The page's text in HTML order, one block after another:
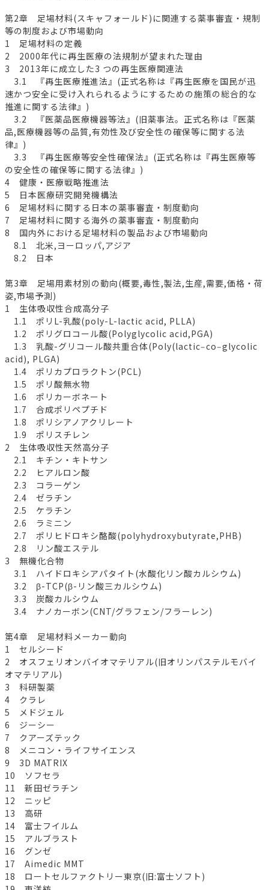
第2章 足場材料(スキャフォールド)に関連する薬事審査・規制
等の制度および市場動向
1 足場材料の定義
2 2000年代に再生医療の法規制が望まれた理由
3 2013年に成立した3 つの再生医療関連法
3.1 『再生医療推進法』(正式名称は『再生医療を国民が迅
速かつ安全に受け入れられるようにするための施策の総合的な
推進に関する法律』)
3.2 『医薬品医療機器等法』(旧薬事法。正式名称は『医薬
品,医療機器等の品質,有効性及び安全性の確保等に関する法
律』)
3.3 『再生医療等安全性確保法』(正式名称は『再生医療等
の安全性の確保等に関する法律』)
4 健康・医療戦略推進法
5 日本医療研究開発機構法
6 足場材料に関する日本の薬事審査・制度動向
7 足場材料に関する海外の薬事審査・制度動向
8 国内外における足場材料の製品および市場動向
8.1 北米,ヨーロッパ,アジア
8.2 日本
第3章 足場用素材別の動向(概要,毒性,製法,生産,需要,価格・荷
姿,市場予測)
1 生体吸収性合成高分子
1.1 ポリL-乳酸(poly-L-lactic acid, PLLA)
1.2 ポリグロコール酸(Polyglycolic acid,PGA)
1.3 乳酸-グリコール酸共重合体(Poly(lactic‒co‒glycolic
acid), PLGA)
1.4 ポリカプロラクトン(PCL)
1.5 ポリ酸無水物
1.6 ポリカーボネート
1.7 合成ポリペプチド
1.8 ポリシアノアクリレート
1.9 ポリスチレン
2 生体吸収性天然高分子
2.1 キチン・キトサン
2.2 ヒアルロン酸
2.3 コラーゲン
2.4 ゼラチン
2.5 ケラチン
2.6 ラミニン
2.7 ポリヒドロキシ酪酸(polyhydroxybutyrate,PHB)
2.8 リン酸エステル
3 無機化合物
3.1 ハイドロキシアパタイト(水酸化リン酸カルシウム)
3.2 β-TCP(β-リン酸三カルシウム)
3.3 炭酸カルシウム
3.4 ナノカーボン(CNT/グラフェン/フラーレン)
第4章 足場材料メーカー動向
1 セルシード
2 オスフェリオンバイオマテリアル(旧オリンパステルモバイ
オマテリアル)
3 科研製薬
4 クラレ
5 メドジェル
6 ジーシー
7 クアーズテック
8 メニコン・ライフサイエンス
9 3D MATRIX
10 ソフセラ
11 新田ゼラチン
12 ニッピ
13 高研
14 富士フイルム
15 アルブラスト
16 グンゼ
17 Aimedic MMT
18 ロートセルファクトリー東京(旧:富士ソフト)